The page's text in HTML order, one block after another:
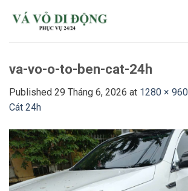
va-vo-o-to-ben-cat-24h
Published 29 Tháng 6, 2026 at 1280 × 960
Cát 24h